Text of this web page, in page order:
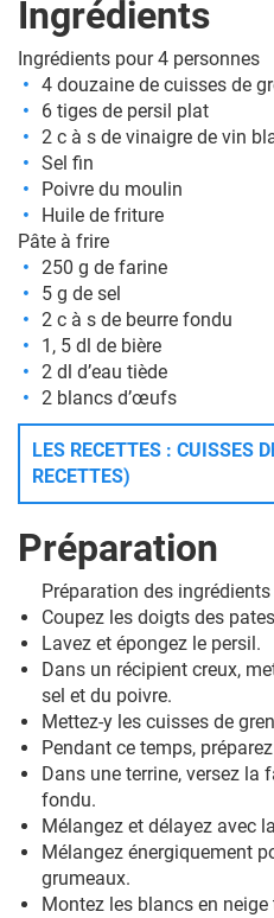
Ingrédients
Ingrédients pour 4 personnes
4 douzaine de cuisses de
6 tiges de persil plat
2 c à s de vinaigre de vin
Sel fin
Poivre du moulin
Huile de friture
Pâte à frire
250 g de farine
5 g de sel
2 c à s de beurre fondu
1, 5 dl de bière
2 dl d’eau tiède
2 blancs d’œufs
LES RECETTES : CUISSES
RECETTES)
Préparation
Préparation des ingrédients
Coupez les doigts des
Lavez et épongez le persil.
Dans un récipient creux,
sel et du poivre.
Mettez-y les cuisses de
Pendant ce temps,
Dans une terrine, versez la
fondu.
Mélangez et délayez avec
Mélangez énergiquement
grumeaux.
Montez les blancs en